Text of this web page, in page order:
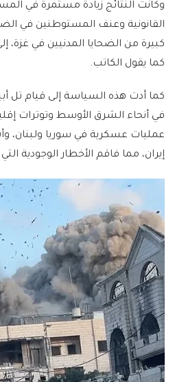
وكانت النتائج زيادة مستمرة في
القانونية وعنف المستوطنين في
كبيرة من الضحايا المدنيين في غزة،
كما يقول الكاتب.
كما أدت هذه السياسة إلى قيام تل
في أنحاء الشرق الأوسط وتوترات
عمليات عسكرية في سوريا ولبنان،
إيران، مما فاقم الأخطار الوجودية